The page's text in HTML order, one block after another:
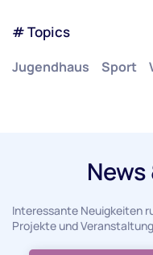
# Topics
Jugendhaus Sport
Interessante Neuigkeiten
Projekte und